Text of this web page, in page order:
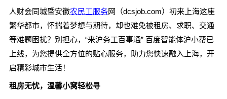
人财会同城暨安徽农民工服务网（dcsjob.com）初来上海这座
繁华都市，怀揣着梦想与期待，却也难免被租房、求职、交通
等难题困扰？别担心，“来沪务工百事通” 百度智能体沪小帮已
上线，为您提供全方位的贴心服务，助力您快速融入上海，开
启精彩城市生活！
租房无忧，温馨小窝轻松寻